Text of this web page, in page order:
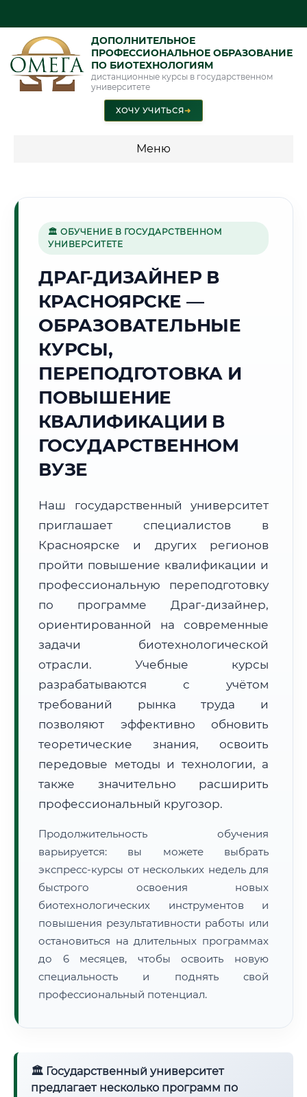
ДОПОЛНИТЕЛЬНОЕ
ПРОФЕССИОНАЛЬНОЕ ОБРАЗОВАНИЕ
ПО БИОТЕХНОЛОГИЯМ
дистанционные курсы в государственном
университете
ХОЧУ УЧИТЬСЯ➜
Меню
🌲
Г. КРАСНОЯРСК
10:14:43
Понедельник, 10 Августа
2026 г.
Погода в г. Красноярск: 🌤️ +17°C,
🌅 Восход:05:09 🌇 Закат:
📍 Региональная справка
Почтовые индексы:
Часовой пояс:
МСК+4 (UTC+7)
Формат учебы:
Дистанционно
🗺️ Зона обслуживания: г. Красноярск
Расчет логистики оригиналов:
• Маршрут транзита:~638 км
• Экспресс-доставка СДЭК / Почтой: 1–2 рабочих дня
📜 Документы и аккредитация ФИС ФРДО
Нажмите на документ для увеличения и просмотра
🏛 ОБУЧЕНИЕ В ГОСУДАРСТВЕННОМ
УНИВЕРСИТЕТЕ
ДРАГ-ДИЗАЙНЕР В
КРАСНОЯРСКЕ —
ОБРАЗОВАТЕЛЬНЫЕ
КУРСЫ,
ПЕРЕПОДГОТОВКА И
ПОВЫШЕНИЕ
КВАЛИФИКАЦИИ В
ГОСУДАРСТВЕННОМ
ВУЗЕ
Наш государственный университет
приглашает специалистов в
Красноярске и других регионов
пройти повышение квалификации и
профессиональную переподготовку
по программе Драг-дизайнер,
ориентированной на современные
задачи биотехнологической
отрасли. Учебные курсы
разрабатываются с учётом
требований рынка труда и
позволяют эффективно обновить
теоретические знания, освоить
передовые методы и технологии, а
также значительно расширить
профессиональный кругозор.
Продолжительность обучения
варьируется: вы можете выбрать
экспресс-курсы от нескольких недель для
быстрого освоения новых
биотехнологических инструментов и
повышения результативности работы или
остановиться на длительных программах
до 6 месяцев, чтобы освоить новую
специальность и поднять свой
профессиональный потенциал.
🏛 Государственный университет
предлагает несколько программ по